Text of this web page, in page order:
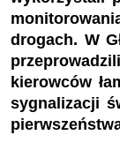
drogach. W
kierowców
sygnalizacji